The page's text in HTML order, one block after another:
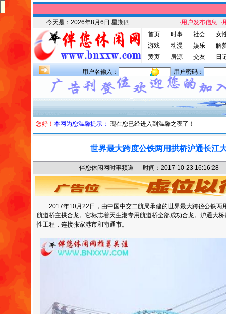
今天是： 2026年8月6日 星期四 ·用户发布信息 ·
首页
时事 社会
女
游戏
动漫 娱乐
解
黄页
房源 交友 日
用户名输入： 用户密码：
您好！ 本网为您温馨提示： 现在您已经进入到温馨之夜了！
世界最大跨度公铁两用拱桥沪通长江
伴您休闲网时事频道 时间：2017-10-23
2017年10月22日，由中国中交二航局承建的世界最大跨径公铁两
航道桥主拱合龙。它标志着天生港专用航道桥全部成功合龙。沪通大
性工程，连接张家港市和南通市。